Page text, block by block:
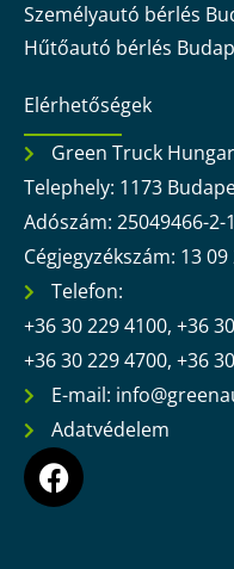
Személyautó bérlés
Hűtőautó bérlés
Elérhetőségek
Green Truck
Telephely: 1173
Adószám: 25049466-2-
Cégjegyzékszám: 13
Telefon:
+36 30 229 4100, +36
+36 30 229 4700, +36
E-mail:
Adatvédelem
F
a
c